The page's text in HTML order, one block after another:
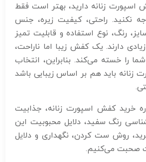
اسپورت زنانه دارید، بهتر است فقط
نکنید. راحتی، کیفیت زیره، جنس
رنگ، نوع استفاده و قابلیت تمیز
دارند. یک کفش زیبا اما ناراحت،
شما را خسته می‌کند. بنابراین، انتخاب
باید هم بر اساس زیبایی باشد
خرید کفش اسپورت زنانه، جذابیت
رنگ سفید، دلایل محبوبیت این
روش ست کردن، نگهداری و دلایل
صحبت می‌کنیم.